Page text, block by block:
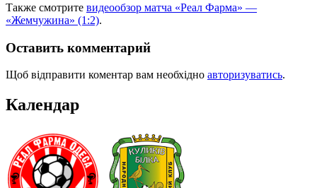
Также смотрите видеообзор матча «Реал Фарма» —
«Жемчужина» (1:2).
Оставить комментарий
Щоб відправити коментар вам необхідно авторизуватись.
Календар